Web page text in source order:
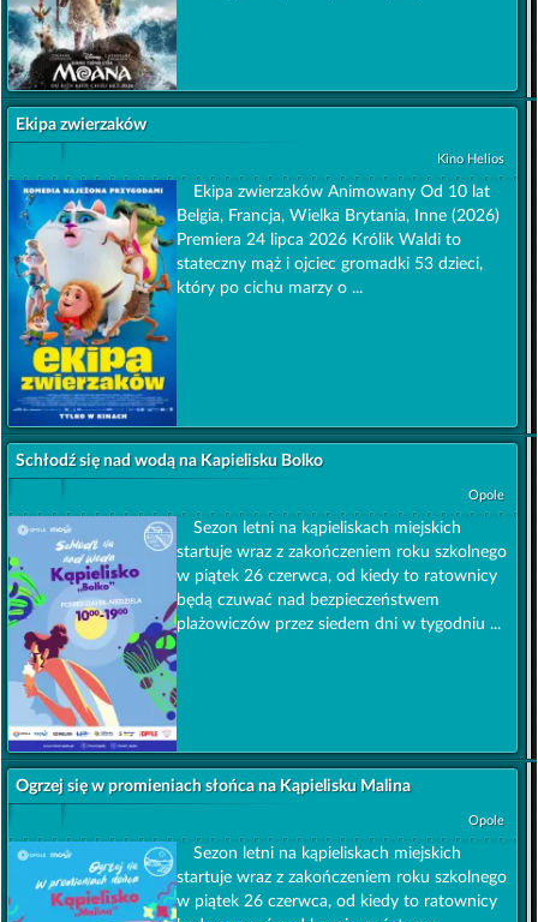
Ekipa zwierzaków
Kino Helios
Ekipa zwierzaków Animowany Od 10 lat
Belgia, Francja, Wielka Brytania, Inne (2026)
Premiera 24 lipca 2026 Królik Waldi to
stateczny mąż i ojciec gromadki 53 dzieci,
który po cichu marzy o ...
Schłodź się nad wodą na Kapielisku Bolko
Opole
Sezon letni na kąpieliskach miejskich
startuje wraz z zakończeniem roku szkolnego
w piątek 26 czerwca, od kiedy to ratownicy
będą czuwać nad bezpieczeństwem
plażowiczów przez siedem dni w tygodniu ...
Ogrzej się w promieniach słońca na Kąpielisku Malina
Opole
Sezon letni na kąpieliskach miejskich
startuje wraz z zakończeniem roku szkolnego
w piątek 26 czerwca, od kiedy to ratownicy